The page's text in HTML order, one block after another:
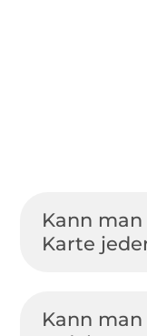
Kann
Karte
Kann